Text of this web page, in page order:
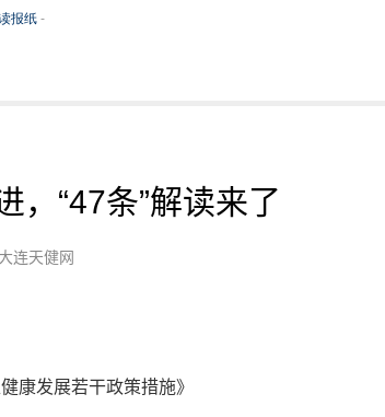
，“47条”解读来了
连天健网
康发展若干政策措施》